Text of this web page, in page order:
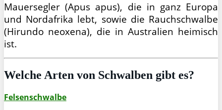
Mauersegler (Apus apus), die in ganz Europa
und Nordafrika lebt, sowie die Rauchschwalbe
(Hirundo neoxena), die in Australien heimisch
ist.
Welche Arten von Schwalben gibt es?
Felsenschwalbe